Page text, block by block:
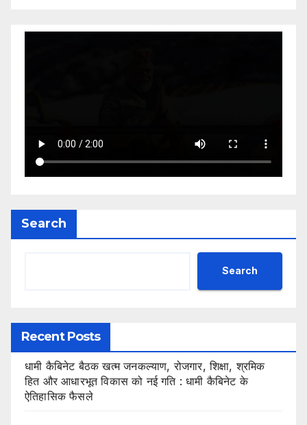
Search
Search
Recent Posts
धामी कैबिनेट बैठक खत्म जनकल्याण, रोजगार, शिक्षा, श्रमिक
हित और आधारभूत विकास को नई गति : धामी कैबिनेट के
ऐतिहासिक फैसले